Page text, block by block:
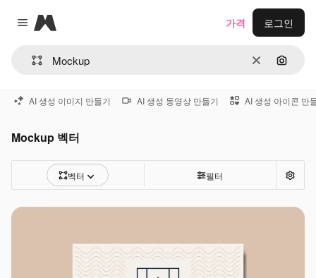
Close menu
Magnific
지우기이미지
가격 로그인
AI 생성 이미지 만들기 AI 생성 동영상 만들기 AI 생성 아이콘 만
Mockup 벡터
벡터 필터